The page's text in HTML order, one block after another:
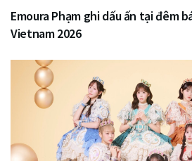
Emoura Phạm ghi dấu ấn tại đêm
Vietnam 2026